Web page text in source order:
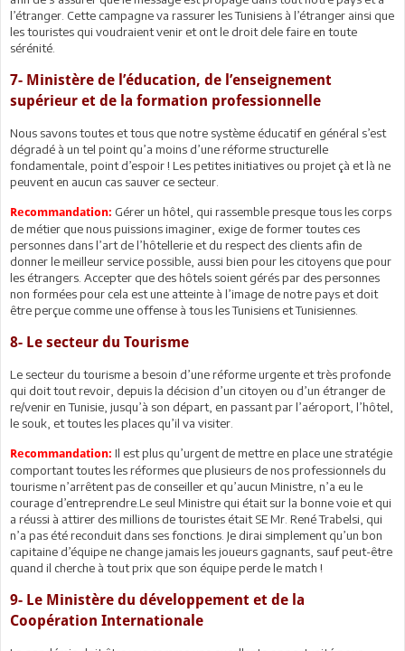
l’étranger. Cette campagne va rassurer les Tunisiens à l’étranger ainsi que
les touristes qui voudraient venir et ont le droit dele faire en toute
sérénité.
7- Ministère de l’éducation, de l’enseignement
supérieur et de la formation professionnelle
Nous savons toutes et tous que notre système éducatif en général s’est
dégradé à un tel point qu’a moins d’une réforme structurelle
fondamentale, point d’espoir ! Les petites initiatives ou projet çà et là ne
peuvent en aucun cas sauver ce secteur.
Recommandation: Gérer un hôtel, qui rassemble presque tous les corps
de métier que nous puissions imaginer, exige de former toutes ces
personnes dans l’art de l’hôtellerie et du respect des clients afin de
donner le meilleur service possible, aussi bien pour les citoyens que pour
les étrangers. Accepter que des hôtels soient gérés par des personnes
non formées pour cela est une atteinte à l’image de notre pays et doit
être perçue comme une offense à tous les Tunisiens et Tunisiennes.
8- Le secteur du Tourisme
Le secteur du tourisme a besoin d’une réforme urgente et très profonde
qui doit tout revoir, depuis la décision d’un citoyen ou d’un étranger de
re/venir en Tunisie, jusqu’à son départ, en passant par l’aéroport, l’hôtel,
le souk, et toutes les places qu’il va visiter.
Recommandation: Il est plus qu’urgent de mettre en place une stratégie
comportant toutes les réformes que plusieurs de nos professionnels du
tourisme n’arrêtent pas de conseiller et qu’aucun Ministre, n’a eu le
courage d’entreprendre.Le seul Ministre qui était sur la bonne voie et qui
a réussi à attirer des millions de touristes était SE Mr. René Trabelsi, qui
n’a pas été reconduit dans ses fonctions. Je dirai simplement qu’un bon
capitaine d’équipe ne change jamais les joueurs gagnants, sauf peut-être
quand il cherche à tout prix que son équipe perde le match !
9- Le Ministère du développement et de la
Coopération Internationale